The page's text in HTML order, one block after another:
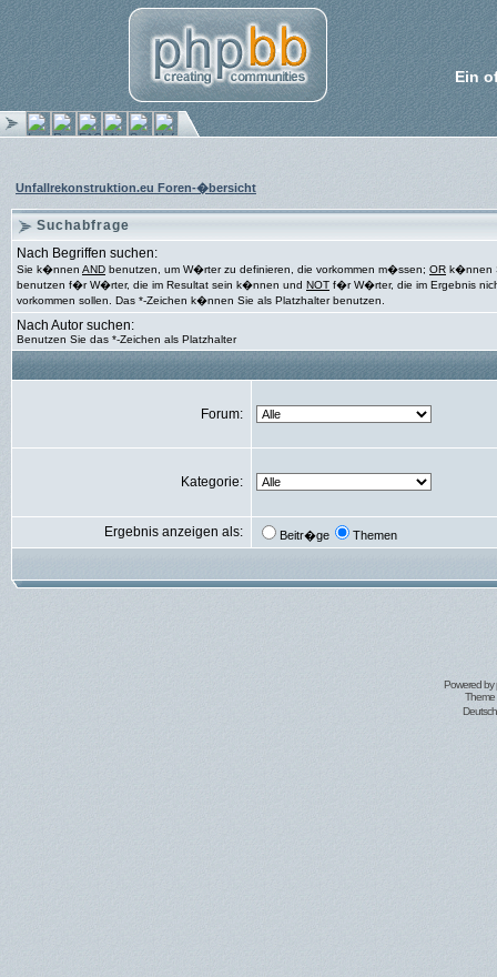
Ein
Unfallrekonstruktion.eu Foren-�bersicht
Suchabfrage
Nach Begriffen suchen:
Sie k�nnen AND benutzen, um W�rter zu definieren, die vorkommen m�ssen; OR k�nnen
benutzen f�r W�rter, die im Resultat sein k�nnen und NOT f�r W�rter, die im Ergebnis
vorkommen sollen. Das *-Zeichen k�nnen Sie als Platzhalter benutzen.
Nach Autor suchen:
Benutzen Sie das *-Zeichen als Platzhalter
Forum:
Kategorie:
Ergebnis anzeigen als: Beitr�ge Themen
Powered by
Theme